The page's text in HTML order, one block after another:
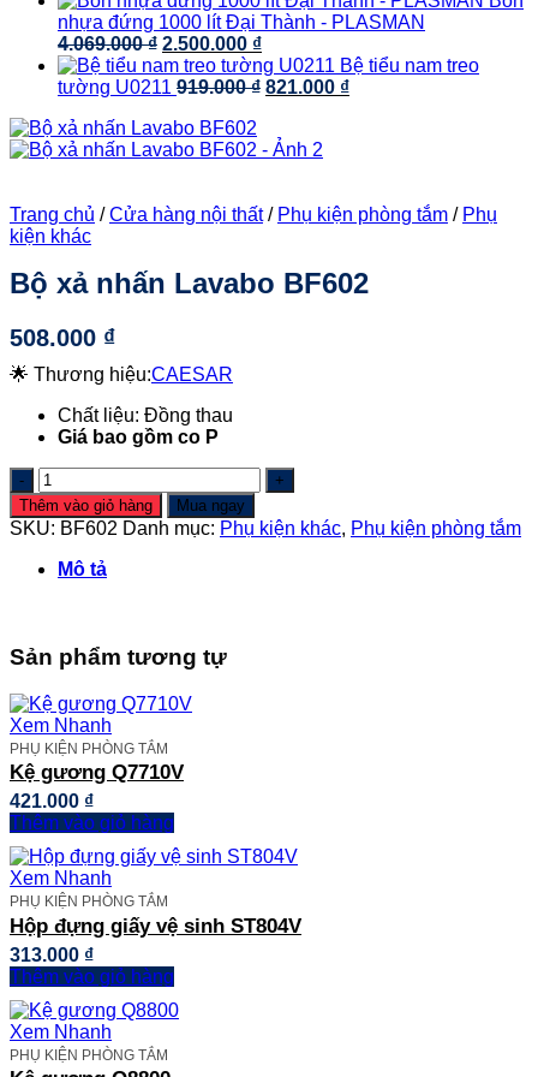
3.190.000 ₫.
là:
2.084.000 ₫.
tại
là:
1.991.000 ₫.
nhựa đứng 1000 lít Đại Thành - PLASMAN
4.069.000₫ Giá
gốc
là:
2.500.000 ₫Giá
hiện
tại
Bệ tiểu nam treo
tường U0211 919.000₫ Giá
919.000 ₫.
821.000 ₫Giá
Trang chủ / Cửa hàng nội thất / Phụ kiện phòng tắm / Phụ
kiện khác
Bộ xả nhấn Lavabo BF602
508.000 ₫
🌟 Thương hiệu:CAESAR
Chất liệu: Đồng thau
Giá bao gồm co P
Bộ
xả
nhấn
Lavabo
BF602
Thêm vào giỏ hàng Mua ngay
SKU: BF602 Danh mục: Phụ kiện khác, Phụ kiện phòng tắm
Mô tả
Sản phẩm tương tự
Xem Nhanh
PHỤ KIỆN PHÒNG TẮM
Kệ gương Q7710V
421.000 ₫
Thêm vào giỏ hàng
Xem Nhanh
PHỤ KIỆN PHÒNG TẮM
Hộp đựng giấy vệ sinh ST804V
313.000 ₫
Thêm vào giỏ hàng
Xem Nhanh
PHỤ KIỆN PHÒNG TẮM